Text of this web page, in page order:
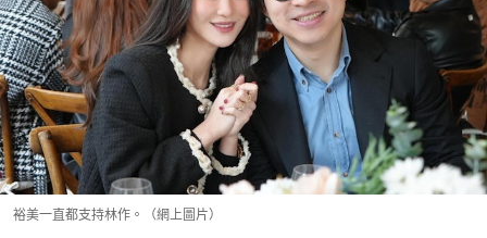
裕美一直都支持林作。（網上圖片）